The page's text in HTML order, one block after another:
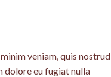
veniam, quis nostrud
dolore eu fugiat nulla